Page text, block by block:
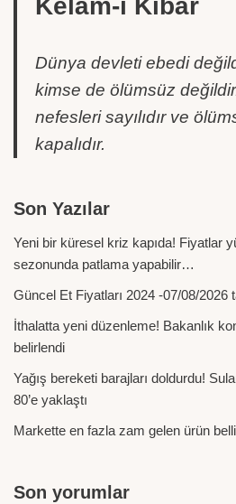
Kelâm-ı Kibâr
Dünya devleti ebedi
kimse de ölümsüz
nefesleri sayılıdır ve
kapalıdır.
Son Yazılar
Yeni bir küresel kriz kapıda! Fiyatlar
sezonunda patlama yapabilir…
Güncel Et Fiyatları 2024 -07/08/2026
İthalatta yeni düzenleme! Bakanlık
belirlendi
Yağış bereketi barajları doldurdu!
80’e yaklaştı
Markette en fazla zam gelen ürün
Son yorumlar